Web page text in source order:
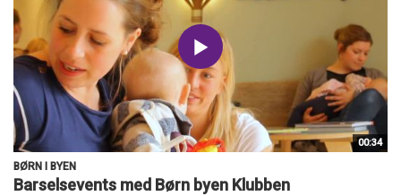
00:34
BØRN I BYEN
Barselsevents med Børn byen Klubben